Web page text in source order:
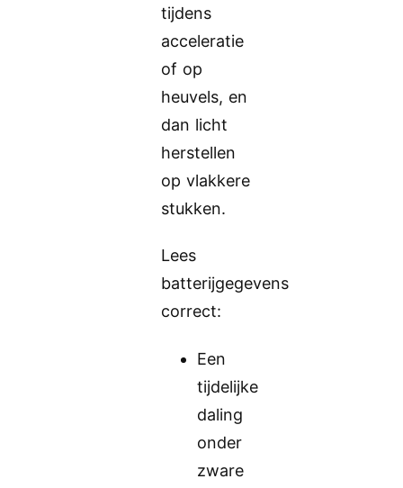
tijdens
acceleratie
of op
heuvels, en
dan licht
herstellen
op vlakkere
stukken.
Lees
batterijgegevens
correct:
Een
tijdelijke
daling
onder
zware